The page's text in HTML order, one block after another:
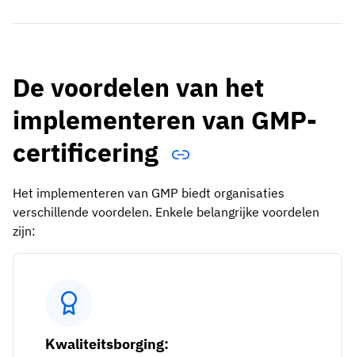
De voordelen van het
implementeren van GMP-
certificering
Het implementeren van GMP biedt organisaties
verschillende voordelen. Enkele belangrijke voordelen
zijn:
Kwaliteitsborging: